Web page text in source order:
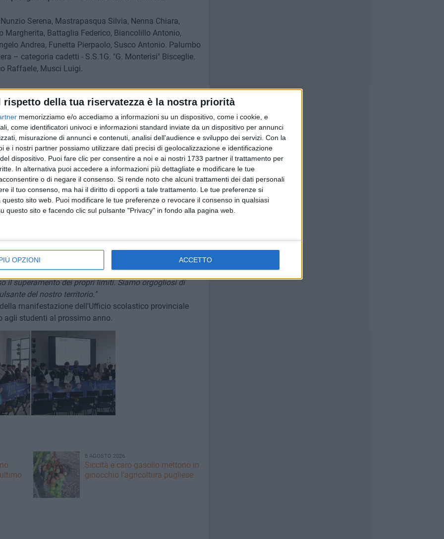
rispetto della tua riservatezza è la nostra priorità
memorizziamo e/o accediamo a informazioni su un dispositivo, come i cookie, e
come identificatori univoci e informazioni standard inviate da un dispositivo per annunci
misurazione di annunci e contenuti, analisi dell'audience e sviluppo dei servizi. Con la
e i nostri partner possiamo utilizzare dati precisi di geolocalizzazione e identificazione
dispositivo. Puoi fare clic per consentire a noi e ai nostri 1733 partner il trattamento per
In alternativa puoi accedere a informazioni più dettagliate e modificare le tue
o di negare il consenso. Si rende noto che alcuni trattamenti dei dati personali
il tuo consenso, ma hai il diritto di opporti a tale trattamento. Le tue preferenze si
sito web. Puoi modificare le tue preferenze o revocare il consenso in qualsiasi
questo sito e facendo clic sul pulsante "Privacy" in fondo alla pagina web.
OPZIONI ACCETTO
Serena, Mastrapasqua Silvia, Nenna Chiara,
Margherita, Battaglia Federico, Biancolillo Antonio,
Andrea, Funetta Pierpaolo, Susco Antonio. Palumbo
– categoria cadetti - S.S.1G. "G. Monterisi" Bisceglie.
Raffaele, Musci Luigi.
squadra -Scuola I.I.S.S."Ettore Carafa" Andria:
Lombardi Andrea, Lopetuso Fabio, Marcellino
Saccotelli Luca, Simone Giuseppe, Tortora
Michele
squadra – Scuola: Liceo Classico "Carlo Troya"
Leone Giovanni.
Santola.
dei cittadini che hanno imparato il valore della
queste Finali Nazionali ci sono sveglie all'alba,
di rialzarsi dopo ogni caduta. Vedere i nostri
e di Sostegno camminare fianco a fianco, uniti da un
sport nelle nostre scuole della BAT non è una gara
il superamento dei propri limiti. Siamo orgogliosi di
del nostro territorio."
manifestazione dell'Ufficio scolastico provinciale
agli studenti al prossimo anno.
8 AGOSTO 2026
Siccità e caro gasolio mettono in
ginocchio l'agricoltura pugliese